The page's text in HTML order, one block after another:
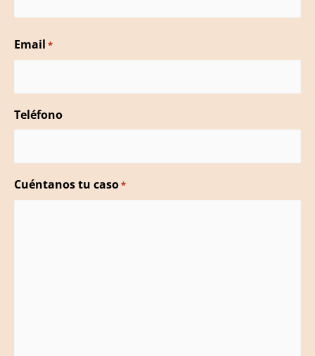
o
e
Email *
Teléfono
Cuéntanos tu caso*